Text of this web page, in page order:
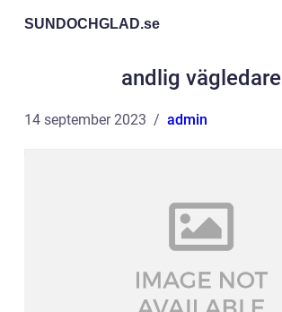
SUNDOCHGLAD.se
andlig vägledare
14 september 2023 admin